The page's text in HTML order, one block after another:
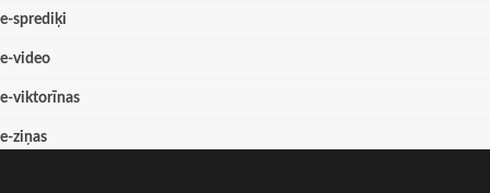
e-sprediķi
e-video
e-viktorīnas
e-ziņas